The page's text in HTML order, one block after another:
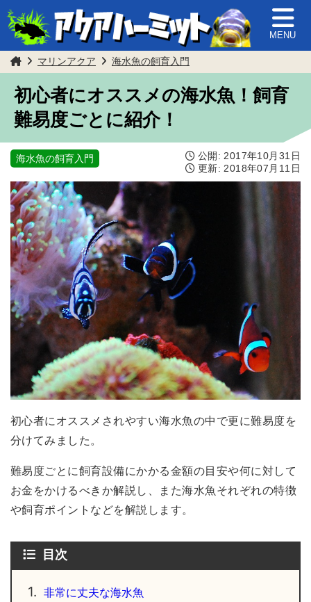
MENU
マリンアクア 海水魚の飼育入門
初心者にオススメの海水魚！飼育
難易度ごとに紹介！
海水魚の飼育入門 公開:2017年10月31日
更新:2018年07月11日
初心者にオススメされやすい海水魚の中で更に難易度を
分けてみました。
難易度ごとに飼育設備にかかる金額の目安や何に対して
お金をかけるべきか解説し、また海水魚それぞれの特徴
や飼育ポイントなどを解説します。
目次
1. 非常に丈夫な海水魚